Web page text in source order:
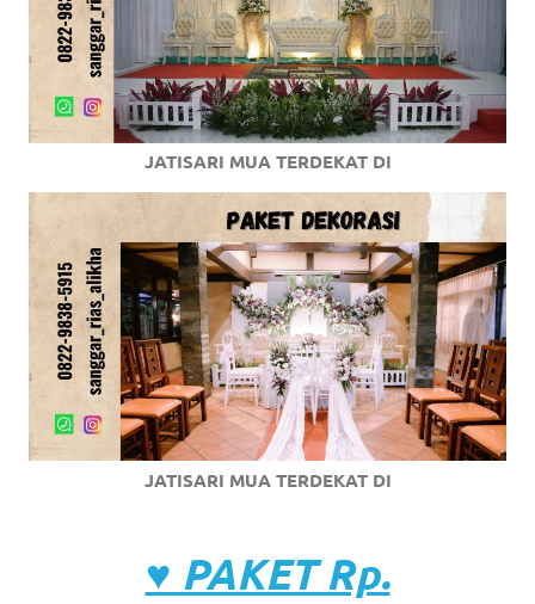
JATISARI MUA TERDEKAT DI
JATISARI MUA TERDEKAT DI
♥ PAKET Rp.